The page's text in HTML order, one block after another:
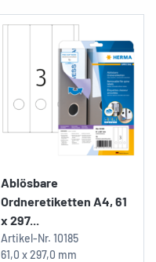
Ablösbare
Ordneretiketten A4, 61
x 297...
Artikel-Nr. 10185
61,0 x 297,0 mm